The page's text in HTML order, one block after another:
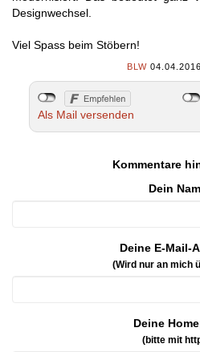
Designwechsel.
Viel Spass beim Stöbern!
BLW
Als Mail versenden
Kommentare
Dein
Deine E-Mail-
(Wird nur an mich
Deine
(bitte mit